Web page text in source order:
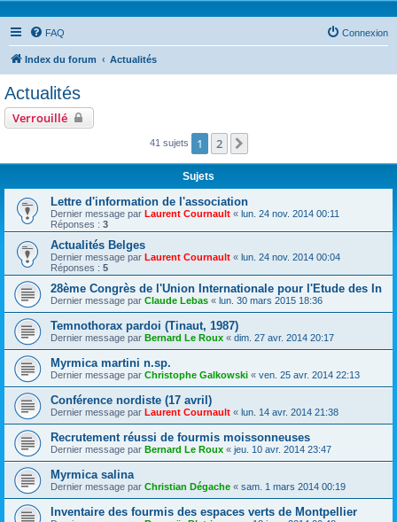
FAQ Connexion
Index du forum Actualités
Actualités
Verrouillé
41 sujets 1 2
Sujets
Lettre d'information de l'association
Dernier message par Laurent Cournault « lun. 24 nov. 2014 00:11
Réponses : 3
Actualités Belges
Dernier message par Laurent Cournault « lun. 24 nov. 2014 00:04
Réponses : 5
28ème Congrès de l'Union Internationale pour l'Etude des In
Dernier message par Claude Lebas « lun. 30 mars 2015 18:36
Temnothorax pardoi (Tinaut, 1987)
Dernier message par Bernard Le Roux « dim. 27 avr. 2014 20:17
Myrmica martini n.sp.
Dernier message par Christophe Galkowski « ven. 25 avr. 2014 22:13
Conférence nordiste (17 avril)
Dernier message par Laurent Cournault « lun. 14 avr. 2014 21:38
Recrutement réussi de fourmis moissonneuses
Dernier message par Bernard Le Roux « jeu. 10 avr. 2014 23:47
Myrmica salina
Dernier message par Christian Dégache « sam. 1 mars 2014 00:19
Inventaire des fourmis des espaces verts de Montpellier